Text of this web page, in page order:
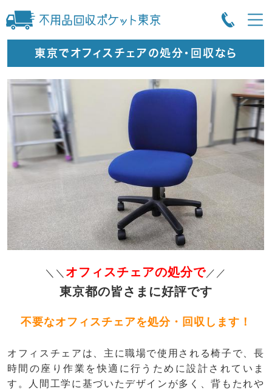
東京でオフィスチェアの処分・回収なら
＼＼ オフィスチェアの処分で／／
東京都の皆さまに好評です
不要なオフィスチェアを処分・回収します！
オフィスチェアは、主に職場で使用される椅子で、長
時間の座り作業を快適に行うために設計されていま
す。人間工学に基づいたデザインが多く、背もたれや